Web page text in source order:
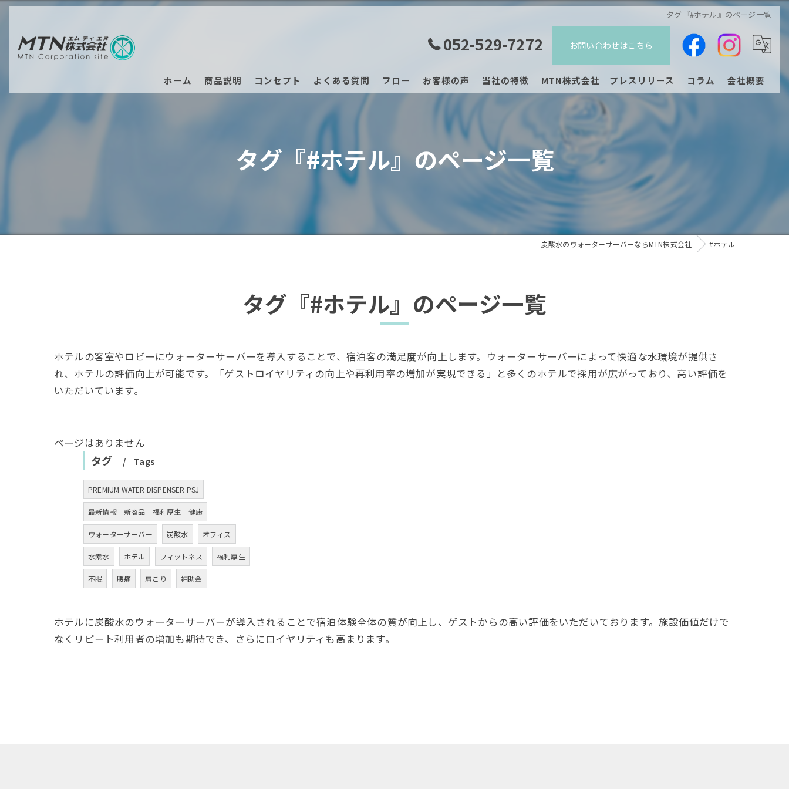
タグ『#ホテル』のページ一覧
052-529-7272 お問い合わせはこちら
ホーム 商品説明 コンセプト よくある質問 フロー お客様の声 当社の特徴
レンタル
サブスク
MTN株式会社 プレスリリース
プレスリリース
コラム 会社概要
タグ『#ホテル』のページ一覧
炭酸水のウォーターサーバーならMTN株式会社 #ホテル
タグ『#ホテル』のページ一覧
ホテルの客室やロビーにウォーターサーバーを導入することで、宿泊客の満足度が向上します。ウォーターサーバーによって快適な水環境が提供さ
れ、ホテルの評価向上が可能です。「ゲストロイヤリティの向上や再利用率の増加が実現できる」と多くのホテルで採用が広がっており、高い評価を
いただいています。
ページはありません
タグ Tags
PREMIUM WATER DISPENSER PSJ
最新情報 新商品 福利厚生 健康
ウォーターサーバー 炭酸水 オフィス
水素水 ホテル フィットネス 福利厚生
不眠 腰痛 肩こり 補助金
ホテルに炭酸水のウォーターサーバーが導入されることで宿泊体験全体の質が向上し、ゲストからの高い評価をいただいております。施設価値だけで
なくリピート利用者の増加も期待でき、さらにロイヤリティも高まります。お問い合わせはこちら